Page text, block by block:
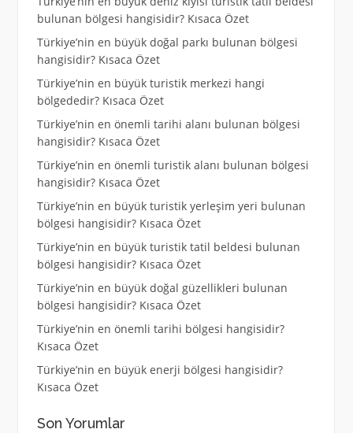
bulunan bölgesi hangisidir? Kısaca Özet
Türkiye’nin en büyük doğal parkı bulunan bölgesi
hangisidir? Kısaca Özet
Türkiye’nin en büyük turistik merkezi hangi
bölgededir? Kısaca Özet
Türkiye’nin en önemli tarihi alanı bulunan bölgesi
hangisidir? Kısaca Özet
Türkiye’nin en önemli turistik alanı bulunan bölgesi
hangisidir? Kısaca Özet
Türkiye’nin en büyük turistik yerleşim yeri bulunan
bölgesi hangisidir? Kısaca Özet
Türkiye’nin en büyük turistik tatil beldesi bulunan
bölgesi hangisidir? Kısaca Özet
Türkiye’nin en büyük doğal güzellikleri bulunan
bölgesi hangisidir? Kısaca Özet
Türkiye’nin en önemli tarihi bölgesi hangisidir?
Kısaca Özet
Türkiye’nin en büyük enerji bölgesi hangisidir?
Kısaca Özet
Son Yorumlar